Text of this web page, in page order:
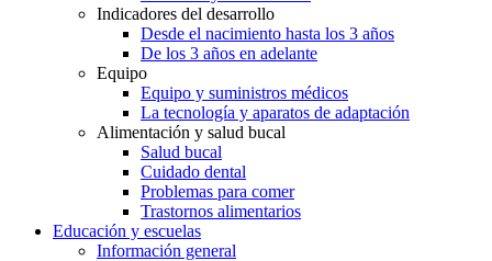
Indicadores del desarrollo
Desde el nacimiento hasta los 3 años
De los 3 años en adelante
Equipo
Equipo y suministros médicos
La tecnología y aparatos de adaptación
Alimentación y salud bucal
Salud bucal
Cuidado dental
Problemas para comer
Trastornos alimentarios
Educación y escuelas
Información general